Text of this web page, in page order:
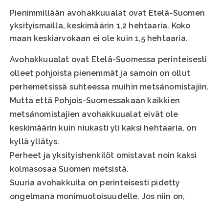
Pienimmillään avohakkuualat ovat Etelä-Suomen
yksityismailla, keskimäärin 1,2 hehtaaria. Koko
maan keskiarvokaan ei ole kuin 1,5 hehtaaria.
Avohakkuualat ovat Etelä-Suomessa perinteisesti
olleet pohjoista pienemmät ja samoin on ollut
perhemetsissä suhteessa muihin metsänomistajiin.
Mutta että Pohjois-Suomessakaan kaikkien
metsänomistajien avohakkuualat eivät ole
keskimäärin kuin niukasti yli kaksi hehtaaria, on
kyllä yllätys.
Perheet ja yksityishenkilöt omistavat noin kaksi
kolmasosaa Suomen metsistä.
Suuria avohakkuita on perinteisesti pidetty
ongelmana monimuotoisuudelle. Jos niin on,